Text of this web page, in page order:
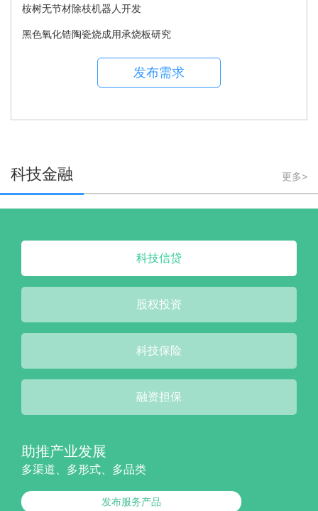
桉树无节材除枝机器人开发
黑色氧化锆陶瓷烧成用承烧板研究
发布需求
科技金融 更多>
科技信贷
股权投资
科技保险
融资担保
助推产业发展
多渠道、多形式、多品类
发布服务产品